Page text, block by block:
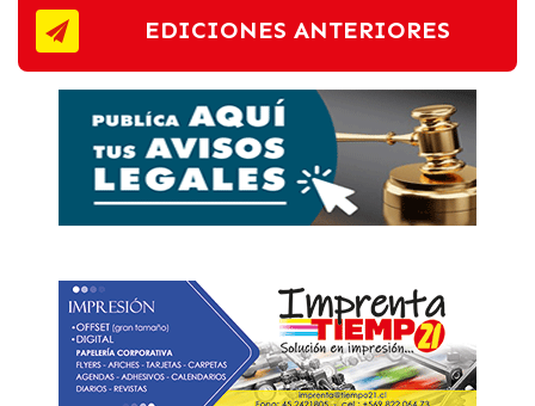
EDICIONES ANTERIORES